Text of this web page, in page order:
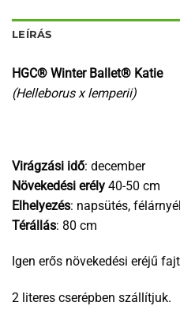
LEÍRÁS
HGC® Winter Ballet® Katie
(Helleborus x lemperii)
Virágzási idő: december
Növekedési erély 40-50 cm
Elhelyezés: napsütés,
Térállás: 80 cm
Igen erős növekedési eréjű
2 literes cserépben szállítjuk.